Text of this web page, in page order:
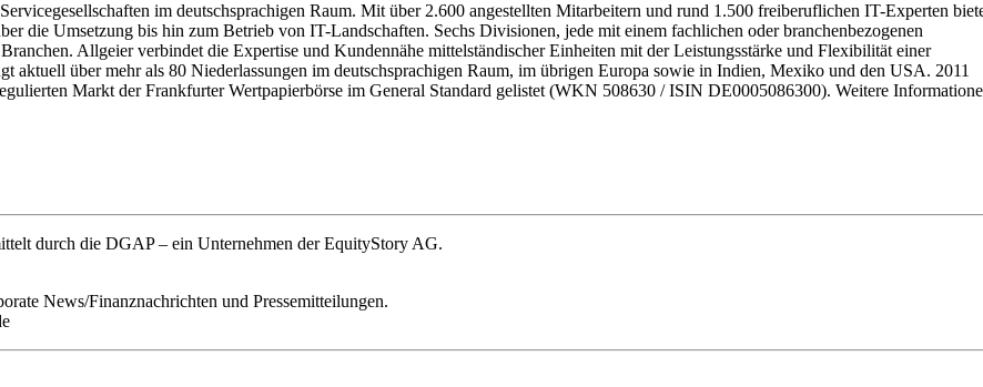
im deutschsprachigen Raum. Mit über 2.600 angestellten Mitarbeitern und rund 1.500 freiberuflichen IT-Experten
die Umsetzung bis hin zum Betrieb von IT-Landschaften. Sechs Divisionen, jede mit einem fachlichen oder branchenbezogenen
Allgeier verbindet die Expertise und Kundennähe mittelständischer Einheiten mit der Leistungsstärke und Flexibilität einer
aktuell über mehr als 80 Niederlassungen im deutschsprachigen Raum, im übrigen Europa sowie in Indien, Mexiko und den USA. 2011
Markt der Frankfurter Wertpapierbörse im General Standard gelistet (WKN 508630 / ISIN DE0005086300). Weitere
durch die DGAP – ein Unternehmen der EquityStory AG.
News/Finanznachrichten und Pressemitteilungen.